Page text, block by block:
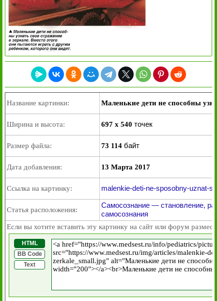
Название картинки: Маленькие дети не способны
Ширина и высота: 697 x 540 точек
Размер файла: 73 114 байт
Дата добавления: 13 Марта 2017
Ссылка на картинку: malenkie-deti-ne-sposobny-uznat-
Статья расположения:
Самосознание — становление,
самосознания
Если вы хотите вставить эту картинку на сайт или форум
HTML
BB Code
Text